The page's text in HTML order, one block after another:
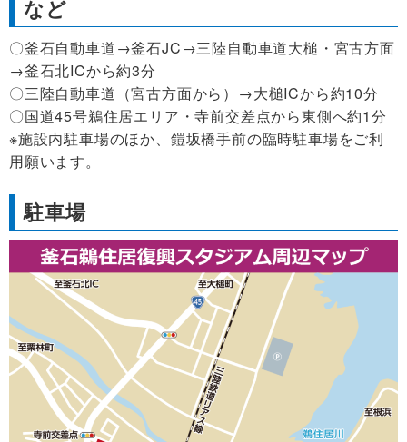
など
〇釜石自動車道→釜石JC→三陸自動車道大槌・宮古方面
→釜石北ICから約3分
〇三陸自動車道（宮古方面から）→大槌ICから約10分
〇国道45号鵜住居エリア・寺前交差点から東側へ約1分
※施設内駐車場のほか、鎧坂橋手前の臨時駐車場をご利
用願います。
駐車場